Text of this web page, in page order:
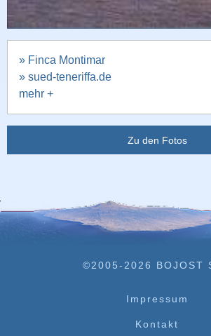
» Finca Montimar
» sued-teneriffa.de
mehr +
Zu den Fotos
©2005-2026 BOJOST
Impressum
Kontakt